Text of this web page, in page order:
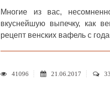
Многие из вас,
вкуснейшую выпечку, как
рецепт венских вафель с
41096 21.06.2017